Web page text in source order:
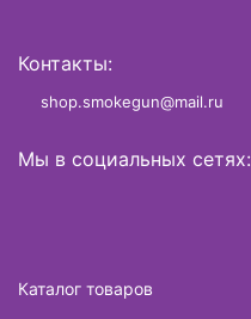
Контакты:
shop.smokegun@mail.ru
Мы в социальных сетях:
Каталог товаров